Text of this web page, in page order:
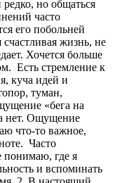
редко, но общаться
часто
его побольней
счастливая жизнь, не
Хочется больше
Есть стремление к
куча идей и
туман,
«бега на
нет. Ощущение
что-то важное,
Часто
понимаю, где я
и вспоминать